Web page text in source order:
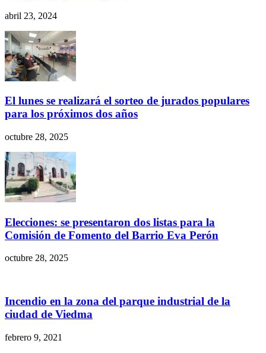
abril 23, 2024
El lunes se realizará el sorteo de jurados populares
para los próximos dos años
octubre 28, 2025
Elecciones: se presentaron dos listas para la
Comisión de Fomento del Barrio Eva Perón
octubre 28, 2025
Incendio en la zona del parque industrial de la
ciudad de Viedma
febrero 9, 2021